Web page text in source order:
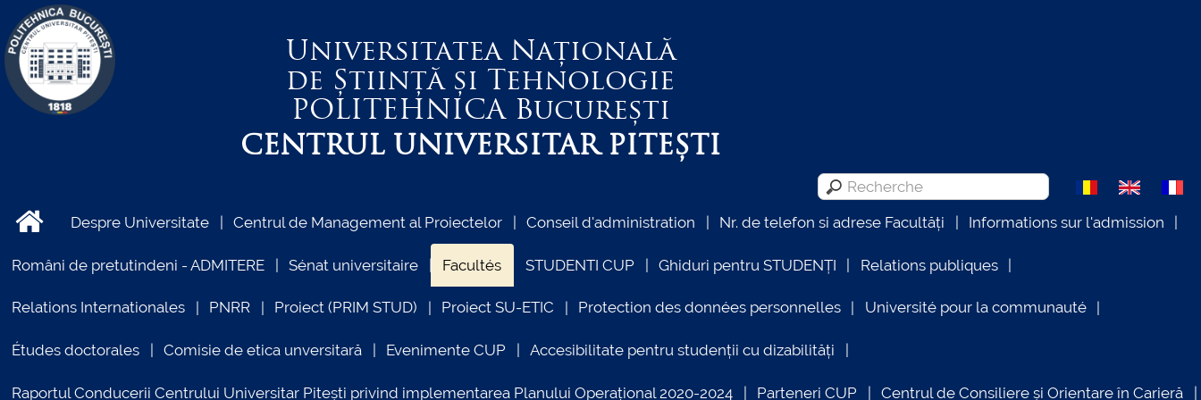
Universitatea Națională
de Știință și Tehnologie
POLITEHNICABucurești
CENTRUL UNIVERSITAR PITEȘTI
Despre Universitate Centrul de Management al Proiectelor Conseil d'administration Nr. de telefon si adrese Facultăți Informations sur l'admission
Români de pretutindeni - ADMITERE Sénat universitaire Facultés STUDENTI CUP Ghiduri pentru STUDENȚI Relations publiques
Relations Internationales PNRR Proiect (PRIM STUD) Proiect SU-ETIC Protection des données personnelles Université pour la communauté
Études doctorales Comisie de etica unversitară Evenimente CUP Accesibilitate pentru studenții cu dizabilități
Raportul Conducerii Centrului Universitar Pitești privind implementarea Planului Operațional 2020-2024 Parteneri CUP Centrul de Consiliere și Orientare în Carieră